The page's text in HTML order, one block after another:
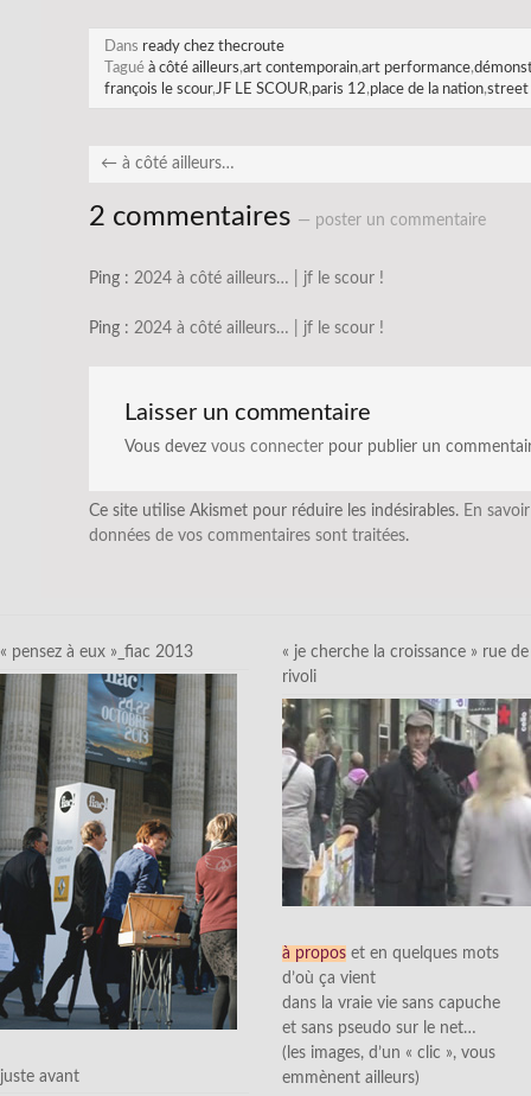
Dans ready chez thecroute
Tagué à côté ailleurs,art contemporain,art performance,
françois le scour,JF LE SCOUR,paris 12,place de la nation,street
← à côté ailleurs…
2 commentaires — poster un commentaire
Ping : 2024 à côté ailleurs… | jf le scour !
Ping : 2024 à côté ailleurs… | jf le scour !
Laisser un commentaire
Vous devez vous connecter pour publier un
Ce site utilise Akismet pour réduire les indésirables. En
données de vos commentaires sont traitées.
« pensez à eux »_fiac 2013
juste avant
« je cherche la croissance » rue de
rivoli
à propos et en quelques mots
d’où ça vient
dans la vraie vie sans capuche
et sans pseudo sur le net…
(les images, d’un « clic », vous
emmènent ailleurs)